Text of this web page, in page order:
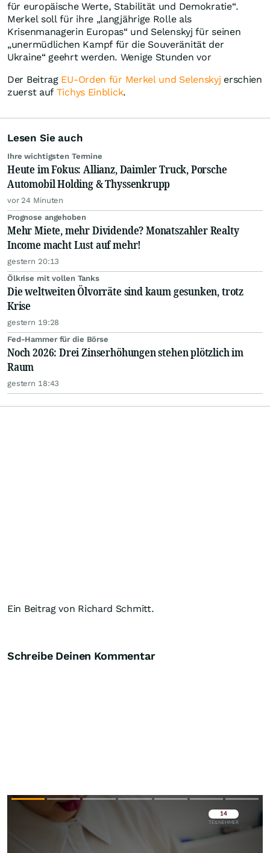
für europäische Werte, Stabilität und Demokratie“.
Merkel soll für ihre „langjährige Rolle als
Krisenmanagerin Europas“ und Selenskyj für seinen
„unermüdlichen Kampf für die Souveränität der
Ukraine“ geehrt werden. Wenige Stunden vor
Der Beitrag EU-Orden für Merkel und Selenskyj erschien
zuerst auf Tichys Einblick.
Lesen Sie auch
Ihre wichtigsten Termine
Heute im Fokus: Allianz, Daimler Truck, Porsche
Automobil Holding & Thyssenkrupp
vor 24 Minuten
Prognose angehoben
Mehr Miete, mehr Dividende? Monatszahler Realty
Income macht Lust auf mehr!
gestern 20:13
Ölkrise mit vollen Tanks
Die weltweiten Ölvorräte sind kaum gesunken, trotz
Krise
gestern 19:28
Fed-Hammer für die Börse
Noch 2026: Drei Zinserhöhungen stehen plötzlich im
Raum
gestern 18:43
Ein Beitrag von Richard Schmitt.
Schreibe Deinen Kommentar
Überspringen